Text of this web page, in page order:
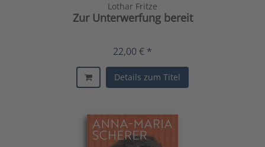
Lothar Fritze
Zur Unterwerfung bereit
22,00 € *
Details zum Titel